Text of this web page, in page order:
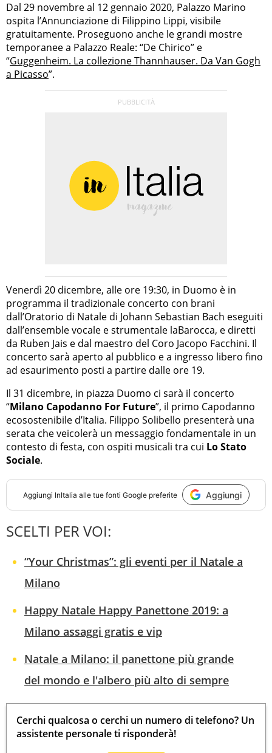
Dal 29 novembre al 12 gennaio 2020, Palazzo Marino
ospita l’Annunciazione di Filippino Lippi, visibile
gratuitamente. Proseguono anche le grandi mostre
temporanee a Palazzo Reale: “De Chirico” e
“Guggenheim. La collezione Thannhauser. Da Van Gogh
a Picasso”.
Venerdì 20 dicembre, alle ore 19:30, in Duomo è in
programma il tradizionale concerto con brani
dall’Oratorio di Natale di Johann Sebastian Bach eseguiti
dall’ensemble vocale e strumentale laBarocca, e diretti
da Ruben Jais e dal maestro del Coro Jacopo Facchini. Il
concerto sarà aperto al pubblico e a ingresso libero fino
ad esaurimento posti a partire dalle ore 19.
Il 31 dicembre, in piazza Duomo ci sarà il concerto
“Milano Capodanno For Future”, il primo Capodanno
ecosostenibile d’Italia. Filippo Solibello presenterà una
serata che veicolerà un messaggio fondamentale in un
contesto di festa, con ospiti musicali tra cui Lo Stato
Sociale.
Aggiungi InItalia alle tue fonti Google preferite Aggiungi
SCELTI PER VOI:
“Your Christmas”: gli eventi per il Natale a
Milano
Happy Natale Happy Panettone 2019: a
Milano assaggi gratis e vip
Natale a Milano: il panettone più grande
del mondo e l'albero più alto di sempre
Cerchi qualcosa o cerchi un numero di telefono? Un
assistente personale ti risponderà!